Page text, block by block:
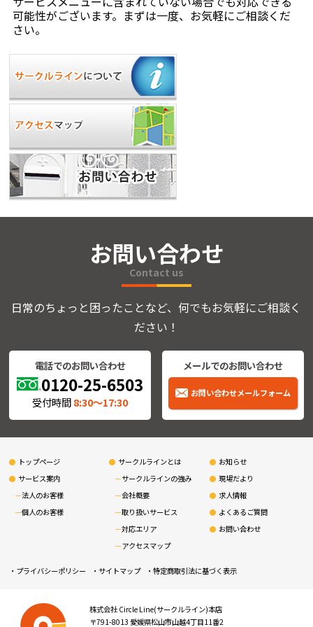
可能性がございます。まずは一度、お気軽にご相談くだ
さい。
お問い合わせ
Contact us
日常のちょっと困ったことなど、何でもお気軽にご相談く
ださい！
電話でのお問い合わせ
0120-25-6503
受付時間8:30〜17:30
メールでのお問い合わせ
お問い合わせメールフォーム
トップページ
サービス案内
法人のお客様
個人のお客様
サークルラインとは
サークルラインの強み
会社概要
取り扱いサービス
対応エリア
アクセスマップ
お知らせ
現場だより
求人情報
よくあるご質問
お問い合わせ
プライバシーポリシー サイトマップ 特定商取引法に基づく表示
株式会社 Circle Line(サークルライン)本店
〒791-8013 愛媛県松山市山越4丁目11番2